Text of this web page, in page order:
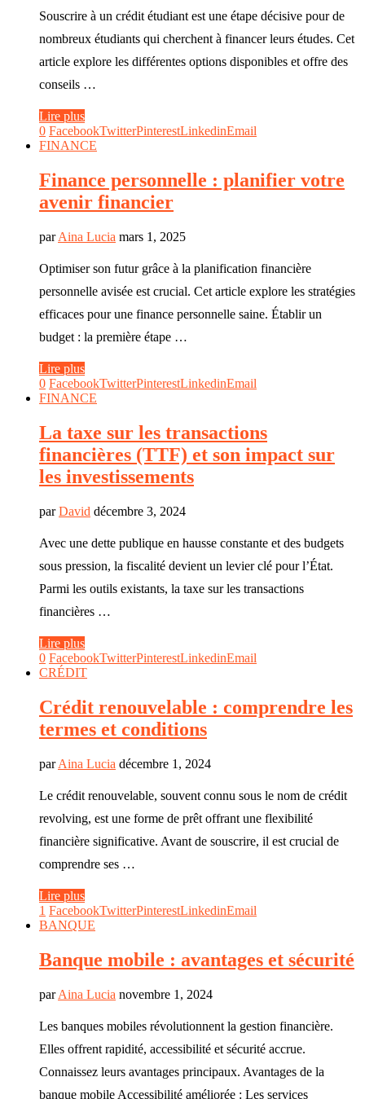
Souscrire à un crédit étudiant est une étape décisive pour de
nombreux étudiants qui cherchent à financer leurs études. Cet
article explore les différentes options disponibles et offre des
conseils …
Lire plus
0 FacebookTwitterPinterestLinkedinEmail
FINANCE
Finance personnelle : planifier votre
avenir financier
parAina Lucia mars 1, 2025
Optimiser son futur grâce à la planification financière
personnelle avisée est crucial. Cet article explore les stratégies
efficaces pour une finance personnelle saine. Établir un
budget : la première étape …
Lire plus
0 FacebookTwitterPinterestLinkedinEmail
FINANCE
La taxe sur les transactions
financières (TTF) et son impact sur
les investissements
parDavid décembre 3, 2024
Avec une dette publique en hausse constante et des budgets
sous pression, la fiscalité devient un levier clé pour l’État.
Parmi les outils existants, la taxe sur les transactions
financières …
Lire plus
0 FacebookTwitterPinterestLinkedinEmail
CRÉDIT
Crédit renouvelable : comprendre les
termes et conditions
parAina Lucia décembre 1, 2024
Le crédit renouvelable, souvent connu sous le nom de crédit
revolving, est une forme de prêt offrant une flexibilité
financière significative. Avant de souscrire, il est crucial de
comprendre ses …
Lire plus
1 FacebookTwitterPinterestLinkedinEmail
BANQUE
Banque mobile : avantages et sécurité
parAina Lucia novembre 1, 2024
Les banques mobiles révolutionnent la gestion financière.
Elles offrent rapidité, accessibilité et sécurité accrue.
Connaissez leurs avantages principaux. Avantages de la
banque mobile Accessibilité améliorée : Les services